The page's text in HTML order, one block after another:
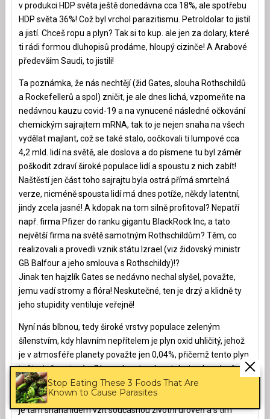
v produkci HDP světa ještě donedávna cca 18%, ale spotřebu
HDP světa 36%! Což byl vrchol parazitismu. Petroldolar to jistil
a jistí. Chceš ropu a plyn? Tak si to kup. ale jen za dolary, které
ti rádi formou dluhopisů prodáme, hloupý cizinče! A Arabové
především Saudi, to jistili!
Ta poznámka, že nás nechtějí (žid Gates, slouha Rothschildů
a Rockefellerů a spol) zničit, je ale dnes lichá, vzpomeňte na
nedávnou kauzu covid-19 a na vynucené následné očkování
chemickým sajrajtem mRNA, tak to je nejen snaha na všech
vydělat majlant, což se také stalo, oočkovali ti lumpové cca
4,2 mld. lidí na světě, ale doslova a do písmene tu byl záměr
poškodit zdraví široké populace lidí a spoustu z nich zabít!
Naštěstí jen část toho sajrajtu byla ostrá přímá smrtelná
verze, nicméně spousta lidí má dnes potíže, někdy latentní,
jindy zcela jasné! A kdopak na tom silně profitoval? Nepatří
např. firma Pfizer do ranku gigantu BlackRock Inc, a tato
největší firma na světě samotným Rothschildům? Těm, co
realizovali a provedli vznik státu Izrael (viz židovský ministr
GB Balfour a jeho smlouva s Rothschildy)!?
Jinak ten hajzlík Gates se nedávno nechal slyšel, považte,
jemu vadí stromy a flóra! Neskutečné, ten je drzý a klidně ty
jeho stupidity ventiluje veřejně!
Nyní nás blbnou, tedy široké vrstvy populace zeleným
šílenstvím, kdy hlavním nepřítelem je plyn oxid uhličitý, jehož
je v atmosféře planety považte jen 0,04%, přičemž tento plyn
je životně spojený s flórou planety a bez tohoto plynu by život
na Zemi okamžitě skončil! Debilové a ti co tomu věří taktéž!
Za tím jejich grýndýlem je ovšem něco mnohem zrůdnějšího,
je tam snaha lidem vzít současnou životní úroveň a s tím
Stop Eating These 3 Foods That Are
Known to Cause Parasites